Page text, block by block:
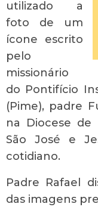
utilizado a
foto de um
ícone escrito
pelo
missionário
do Pontifício
(Pime), padre
na Diocese de
São José e
cotidiano.
Padre Rafael
das imagens